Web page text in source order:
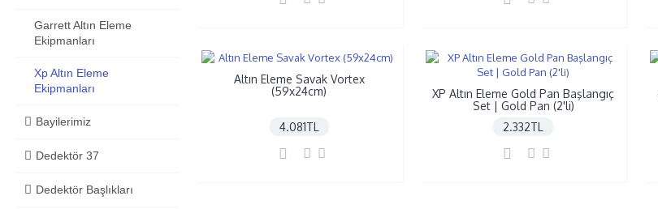
Garrett Altın Eleme
Ekipmanları
Xp Altın Eleme
Ekipmanları
Bayilerimiz
Dedektör 37
Dedektör Başlıkları
Altın Eleme Savak Vortex
(59x24cm)
4.081TL
XP Altın Eleme Gold Pan Başlangıç
Set | Gold Pan (2'li)
2.332TL